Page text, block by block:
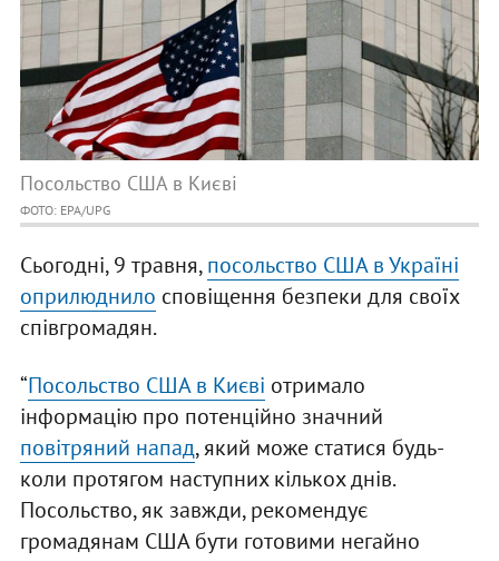
Посольство США в Києві
ФОТО: EPA/UPG
Сьогодні, 9 травня,посольство США в Україні
оприлюднило сповіщення безпеки для своїх
співгромадян.
“Посольство США в Києві отримало
інформацію про потенційно значний
повітряний напад, який може статися будь-
коли протягом наступних кількох днів.
Посольство, як завжди, рекомендує
громадянам США бути готовими негайно